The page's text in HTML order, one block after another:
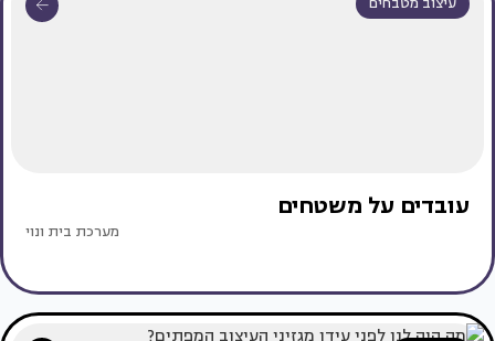
עובדים על משטחים
מערכת בית ונוי